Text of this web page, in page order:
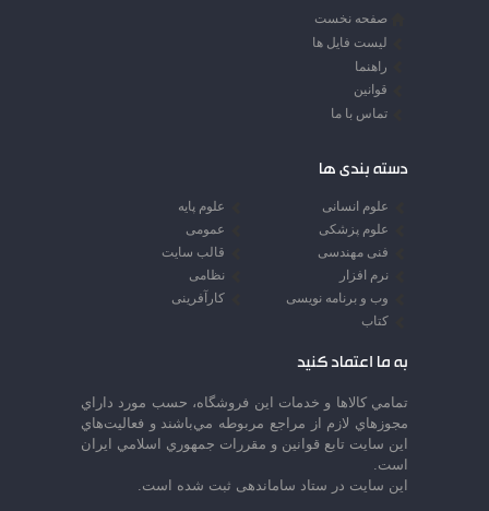
صفحه نخست
لیست فایل ها
راهنما
قوانین
تماس با ما
دسته بندی ها
علوم انسانی
علوم پایه
علوم پزشکی
عمومی
فنی مهندسی
قالب سایت
نرم افزار
نظامی
وب و برنامه نویسی
کارآفرینی
کتاب
به ما اعتماد کنید
تمامي كالاها و خدمات اين فروشگاه، حسب مورد داراي
مجوزهاي لازم از مراجع مربوطه مي‌باشند و فعاليت‌هاي
اين سايت تابع قوانين و مقررات جمهوري اسلامي ايران
است.
این سایت در ستاد ساماندهی ثبت شده است.